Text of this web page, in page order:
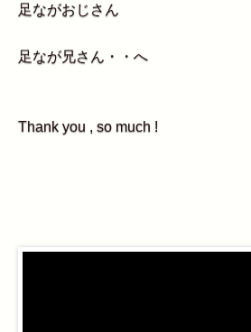
足ながおじさん
足なが兄さん・・へ
Thank you , so much !